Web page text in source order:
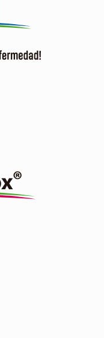
resistencia.
buen efecto